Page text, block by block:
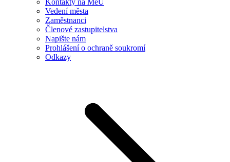
Vedení města
Zaměstnanci
Členové zastupitelstva
Napište nám
Prohlášení o ochraně soukromí
Odkazy